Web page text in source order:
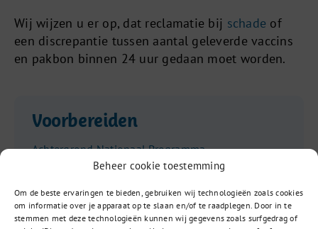
Beheer cookie toestemming
Om de beste ervaringen te bieden, gebruiken wij technologieën zoals cookies
om informatie over je apparaat op te slaan en/of te raadplegen. Door in te
stemmen met deze technologieën kunnen wij gegevens zoals surfgedrag of
Wij wijzen u er op, dat reclamatie bij schade of
een discrepantie tussen aantal geleverde vaccins
en pakbon binnen 24 uur gedaan moet worden.
Voorbereiden
Achtergrond Nationaal Programma
Pneumokokkenvaccinatie Volwassenen (NPPV)
Overeenkomsten en verschillen NPG en NPPV
Bestellen vaccins